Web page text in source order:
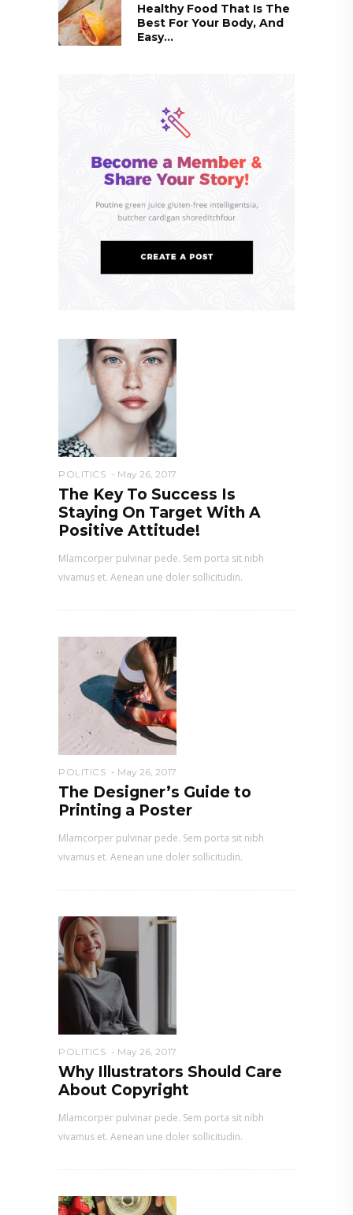
Healthy Food That Is The
Best For Your Body, And
Easy...
POLITICS May 26, 2017
The Key To Success Is
Staying On Target With A
Positive Attitude!
Mlamcorper pulvinar pede. Sem porta sit nibh
vivamus et. Aenean une doler sollicitudin.
POLITICS May 26, 2017
The Designer’s Guide to
Printing a Poster
Mlamcorper pulvinar pede. Sem porta sit nibh
vivamus et. Aenean une doler sollicitudin.
POLITICS May 26, 2017
Why Illustrators Should Care
About Copyright
Mlamcorper pulvinar pede. Sem porta sit nibh
vivamus et. Aenean une doler sollicitudin.